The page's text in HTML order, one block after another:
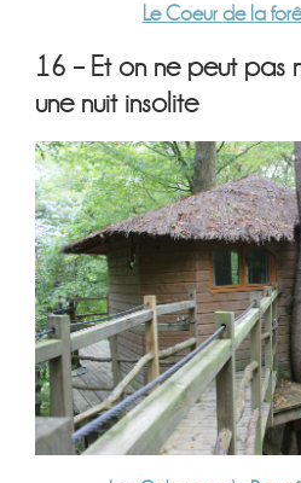
Le Coeur de la
16 – Et on ne peut pas
une nuit insolite